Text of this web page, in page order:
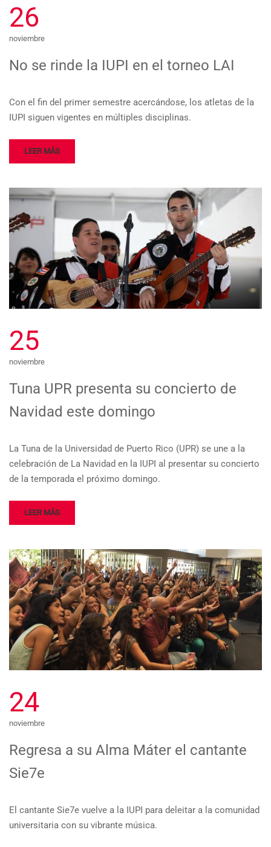
26
noviembre
No se rinde la IUPI en el torneo LAI
Con el fin del primer semestre acercándose, los atletas de la
IUPI siguen vigentes en múltiples disciplinas.
LEER MÁS
25
noviembre
Tuna UPR presenta su concierto de
Navidad este domingo
La Tuna de la Universidad de Puerto Rico (UPR) se une a la
celebración de La Navidad en la IUPI al presentar su concierto
de la temporada el próximo domingo.
LEER MÁS
24
noviembre
Regresa a su Alma Máter el cantante
Sie7e
El cantante Sie7e vuelve a la IUPI para deleitar a la comunidad
universitaria con su vibrante música.